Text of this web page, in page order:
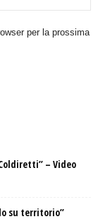
per la prossima
– Video
su territorio”